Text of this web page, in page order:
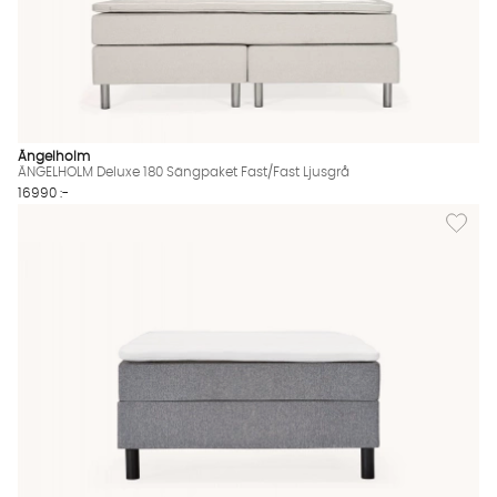
Ängelholm
ÄNGELHOLM Deluxe 180 Sängpaket Fast/Fast Ljusgrå
16990 :-
Lägg